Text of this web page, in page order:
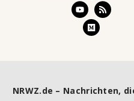
NRWZ.de – Nachrichten,